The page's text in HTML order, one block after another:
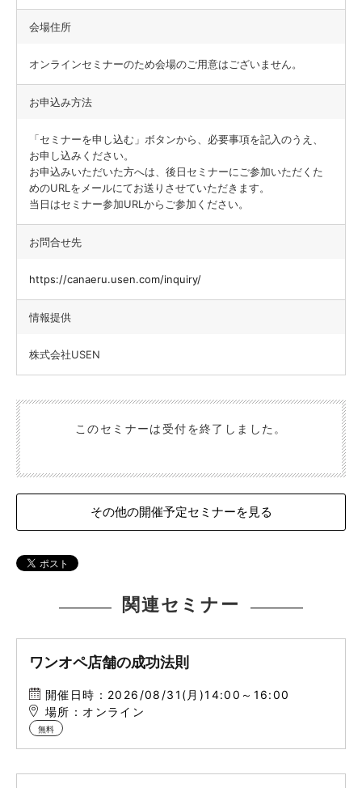
会場住所
オンラインセミナーのため会場のご用意はございません。
お申込み方法
「セミナーを申し込む」ボタンから、必要事項を記入のうえ、
お申し込みください。
お申込みいただいた方へは、後日セミナーにご参加いただくた
めのURLをメールにてお送りさせていただきます。
当日はセミナー参加URLからご参加ください。
お問合せ先
https://canaeru.usen.com/inquiry/
情報提供
株式会社USEN
このセミナーは受付を終了しました。
その他の開催予定セミナーを見る
関連セミナー
ワンオペ店舗の成功法則
開催日時：2026/08/31(月)14:00～16:00
場所：オンライン
無料